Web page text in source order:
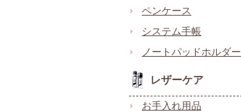
ペンケース
システム手帳
ノートパッドホルダー
レザーケア
お手入れ用品